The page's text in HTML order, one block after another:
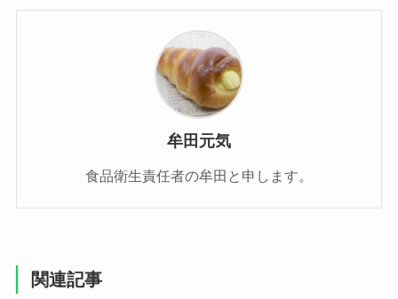
牟田元気
食品衛生責任者の牟田と申します。
関連記事